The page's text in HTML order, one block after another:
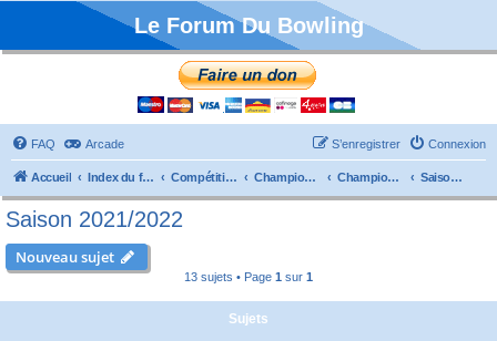
Le Forum Du Bowling
FAQ Arcade Connexion
S’enregistrer
Accueil Index du forum Compétitions Championnats de France Championnat Individuels Saison 2021/2022
Saison 2021/2022
Nouveau sujet
13 sujets • Page 1 sur 1
Sujets